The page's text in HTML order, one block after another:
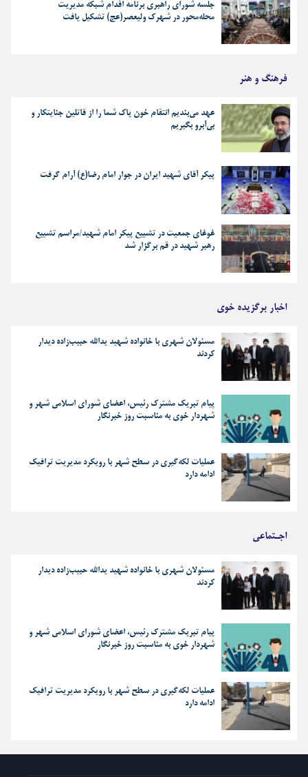
جلسه شورای راهبری برنامه اقدام شبکه مدیریت
محله‌محور در شهرک ولیعصر(عج) تشکیل یافت
فرهنگ و هنر
عهد می‌بندیم انتقام خون پاک شما را از قاتلین جنایتکار و
بی‌آبرو بگیریم
پیکر آقای شهید ایران در جوار امام رضا(ع) آرام گرفت
غوغای جمعیت در تشییع پیکر امام شهید/مراسم تشییع
رهبر شهید در قم برگزار شد
اخبار برگزیده خوی
مسئولان شهری با خانواده شهید یدالله حبیب‌زاده دیدار
کردند
پیام تبریک مشترک رئیس، اعضای شورای اسلامی شهر و
شهردار خوی به مناسبت روز خبرنگار
عملیات لکه‌گیری در سطح شهر با رویکرد مدیریت ترافیک
ادامه دارد
اجـتماعی
مسئولان شهری با خانواده شهید یدالله حبیب‌زاده دیدار
کردند
پیام تبریک مشترک رئیس، اعضای شورای اسلامی شهر و
شهردار خوی به مناسبت روز خبرنگار
عملیات لکه‌گیری در سطح شهر با رویکرد مدیریت ترافیک
ادامه دارد